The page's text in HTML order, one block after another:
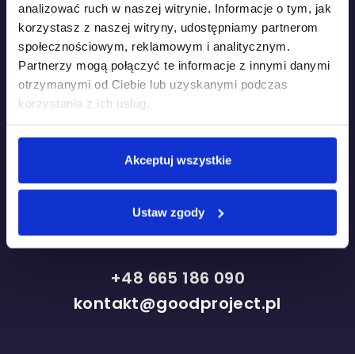
analizować ruch w naszej witrynie. Informacje o tym, jak
korzystasz z naszej witryny, udostępniamy partnerom
społecznościowym, reklamowym i analitycznym.
Partnerzy mogą połączyć te informacje z innymi danymi
otrzymanymi od Ciebie lub uzyskanymi podczas
korzystania z ich usług.
Akceptuj wszystkie
Ustaw zgody
Oddział w Warszawie
Concept Tower
Oddział w Ciechanowie
06-400 Ciechanów
+48 665 186 090
kontakt@goodproject.pl